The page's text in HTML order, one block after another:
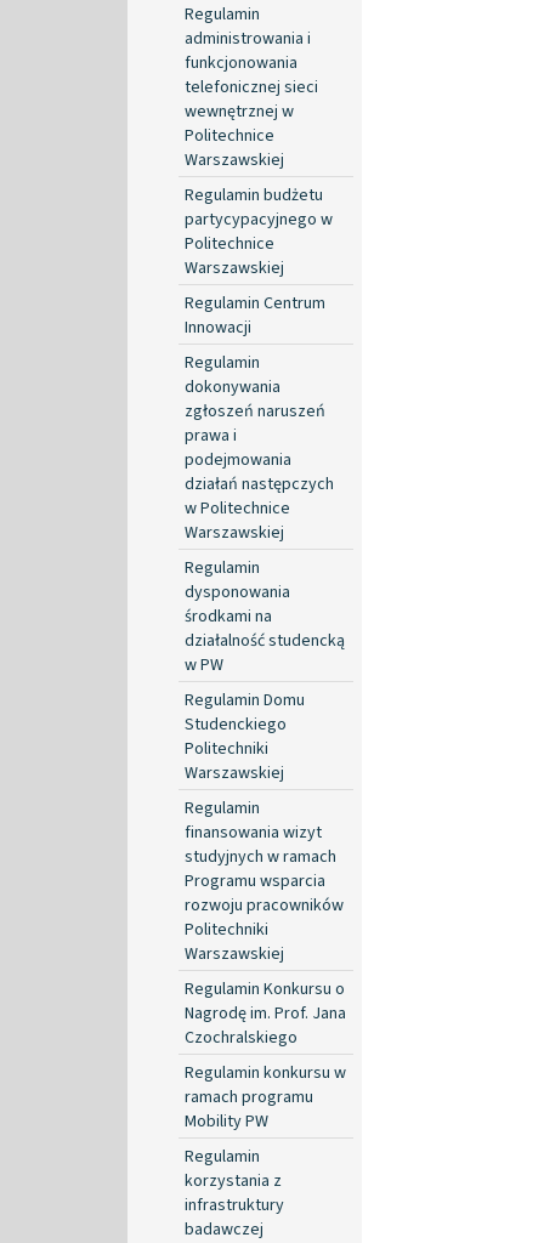
Regulamin
administrowania i
funkcjonowania
telefonicznej sieci
wewnętrznej w
Politechnice
Warszawskiej
Regulamin budżetu
partycypacyjnego w
Politechnice
Warszawskiej
Regulamin Centrum
Innowacji
Regulamin
dokonywania
zgłoszeń naruszeń
prawa i
podejmowania
działań następczych
w Politechnice
Warszawskiej
Regulamin
dysponowania
środkami na
działalność studencką
w PW
Regulamin Domu
Studenckiego
Politechniki
Warszawskiej
Regulamin
finansowania wizyt
studyjnych w ramach
Programu wsparcia
rozwoju pracowników
Politechniki
Warszawskiej
Regulamin Konkursu o
Nagrodę im. Prof. Jana
Czochralskiego
Regulamin konkursu w
ramach programu
Mobility PW
Regulamin
korzystania z
infrastruktury
badawczej